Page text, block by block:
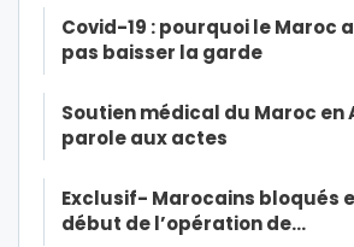
Covid-19 : pourquoi le Maroc
pas baisser la garde
Soutien médical du Maroc en
parole aux actes
Exclusif- Marocains bloqués
début de l’opération de…